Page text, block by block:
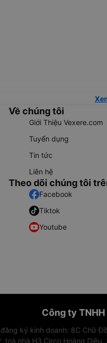
Về chúng tôi
Giới Thiệu Vexere.com
Tuyển dụng
Tin tức
Liên hệ
Theo dõi chúng tôi
Facebook
Tiktok
Youtube
Công ty
ký kinh doanh: 8C Chữ
toà nhà H3 Circo Hoàng Diệu,